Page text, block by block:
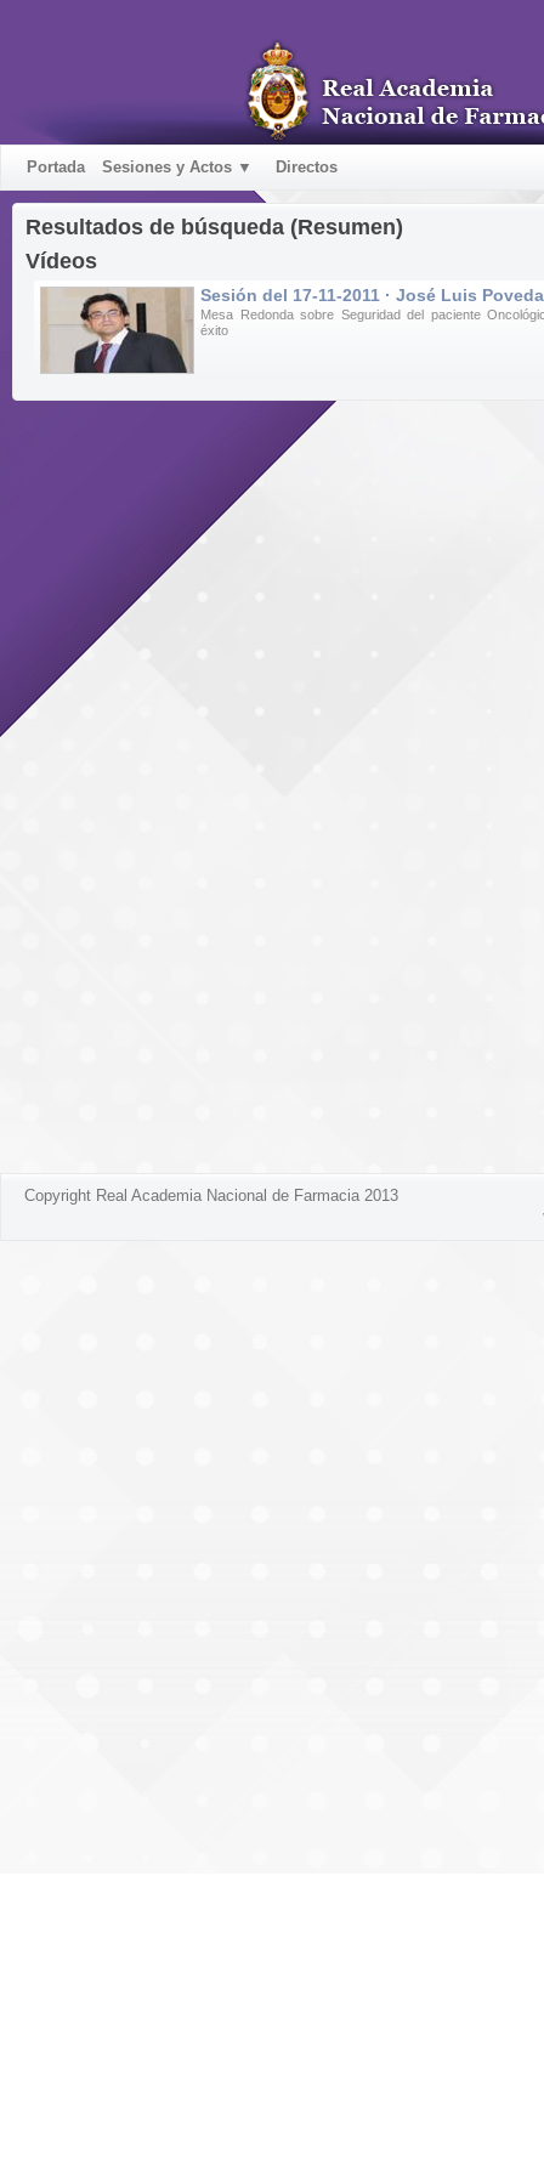
Portada Sesiones y Actos ▼ Directos
Resultados de búsqueda (Resumen)
Vídeos
Sesión del 17-11-2011 · José Luis Poveda
Mesa Redonda sobre Seguridad del paciente
éxito
Copyright Real Academia Nacional de Farmacia 2013